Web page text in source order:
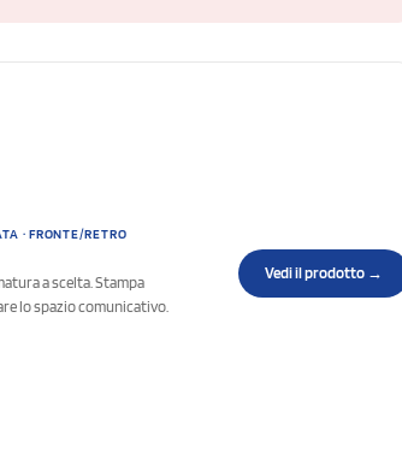
· FRONTE/RETRO
a scelta. Stampa
lo spazio comunicativo.
Vedi il prodotto →